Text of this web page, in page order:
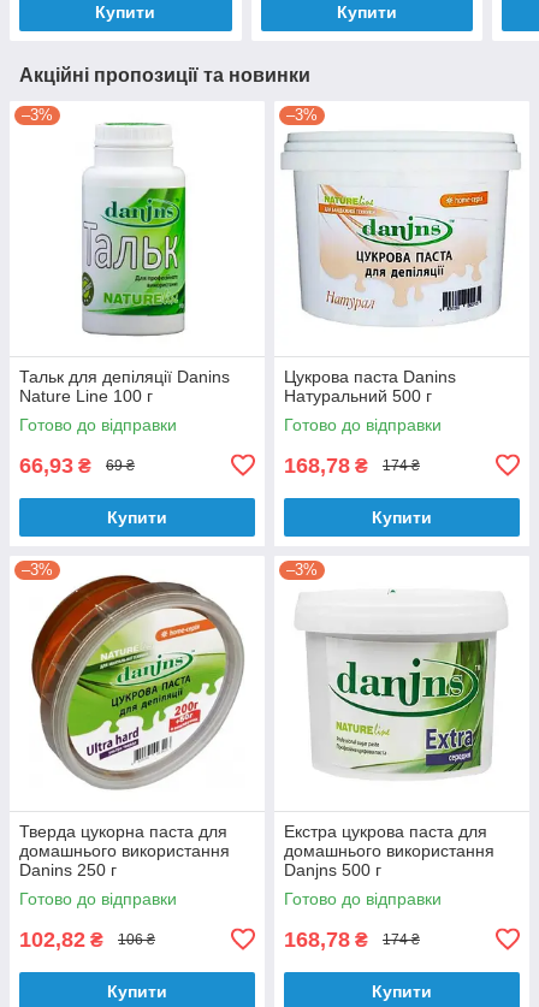
Купити Купити
Акційні пропозиції та новинки
–3%
Тальк для депіляції Danins
Nature Line 100 г
Готово до відправки
66,93 ₴ 69 ₴
Купити
–3%
Цукрова паста Danins
Натуральний 500 г
Готово до відправки
168,78 ₴ 174 ₴
Купити
–3%
Тверда цукорна паста для
домашнього використання
Danins 250 г
Готово до відправки
102,82 ₴ 106 ₴
Купити
–3%
Екстра цукрова паста для
домашнього використання
Danjns 500 г
Готово до відправки
168,78 ₴ 174 ₴
Купити